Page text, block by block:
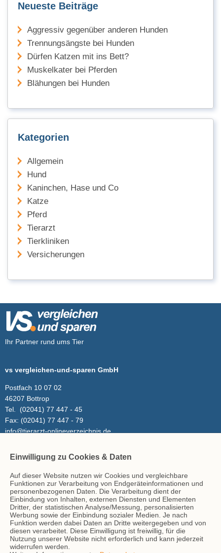
Neueste Beiträge
Aggressiv gegenüber anderen Hunden
Trennungsängste bei Hunden
Dürfen Katzen mit ins Bett?
Muskelkater bei Pferden
Blähungen bei Hunden
Kategorien
Allgemein
Hund
Kaninchen, Hase und Co
Katze
Pferd
Tierarzt
Tierkliniken
Versicherungen
Ihr Partner rund ums Tier
vs vergleichen-und-sparen GmbH
Postfach 10 07 02
46207 Bottrop
Tel.
(02041) 77 447 - 45
Fax: (02041) 77 447 - 79
info@tierarzt-onlineverzeichnis.de
Inhalt
Tierarzt-Suche
Blog
Hinweise
AGB
Impressum
Einwilligung zu Cookies & Daten
Auf dieser Website nutzen wir Cookies und vergleichbare
Funktionen zur Verarbeitung von Endgeräteinformationen und
personenbezogenen Daten. Die Verarbeitung dient der
Einbindung von Inhalten, externen Diensten und Elementen
Dritter, der statistischen Analyse/Messung, personalisierten
Werbung sowie der Einbindung sozialer Medien. Je nach
Funktion werden dabei Daten an Dritte weitergegeben und von
diesen verarbeitet. Diese Einwilligung ist freiwillig, für die
Nutzung unserer Website nicht erforderlich und kann jederzeit
widerrufen werden.